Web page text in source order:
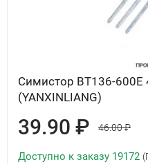
Симистор BT136-600E
(YANXINLIANG)
39.90 ₽ 46.00 ₽
Доступно к заказу 19172